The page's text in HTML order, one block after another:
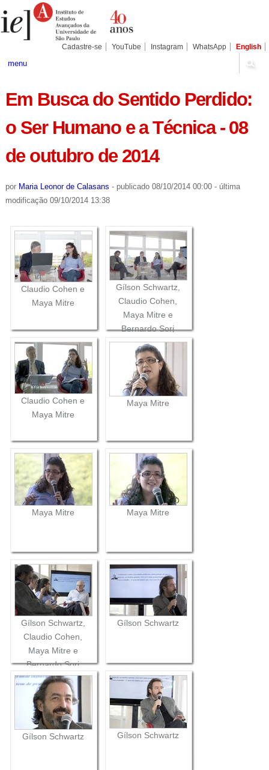
para
conteúdo.
Pessoais
Cadastre-se YouTube Instagram WhatsApp English
menu
Em Busca do Sentido Perdido:
o Ser Humano e a Técnica - 08
de outubro de 2014
por Maria Leonor de Calasans - publicado08/10/2014 00:00 - última
modificação09/10/2014 13:38
Claudio Cohen e
Maya Mitre
Gílson Schwartz,
Claudio Cohen,
Maya Mitre e
Bernardo Sorj
Claudio Cohen e
Maya Mitre
Maya Mitre
Maya Mitre Maya Mitre
Gílson Schwartz,
Claudio Cohen,
Maya Mitre e
Bernardo Sorj
Gílson Schwartz
Gílson Schwartz Gílson Schwartz